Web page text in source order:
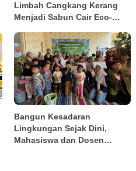
Limbah Cangkang Kerang
Menjadi Sabun Cair Eco-
Produk Ramah Lingkungan
di Kasemen
Bangun Kesadaran
Lingkungan Sejak Dini,
Mahasiswa dan Dosen